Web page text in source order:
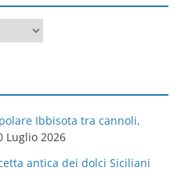
Ibbisota tra cannoli,
Luglio 2026
antica dei dolci Siciliani